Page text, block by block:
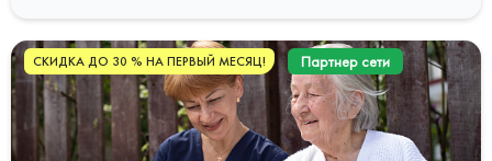
СКИДКА ДО 30 % НА ПЕРВЫЙ МЕСЯЦ! Партнер сети